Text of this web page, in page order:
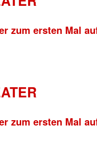
zum ersten Mal
zum ersten Mal